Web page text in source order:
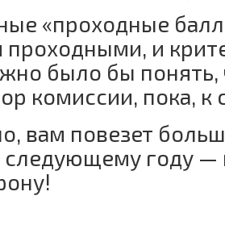
«проходные
проходными, и
было бы понять,
комиссии, пока,
вам повезет
следующему году —